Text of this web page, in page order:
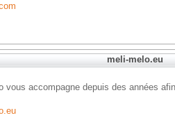
meli-melo.eu
vous accompagne depuis des années